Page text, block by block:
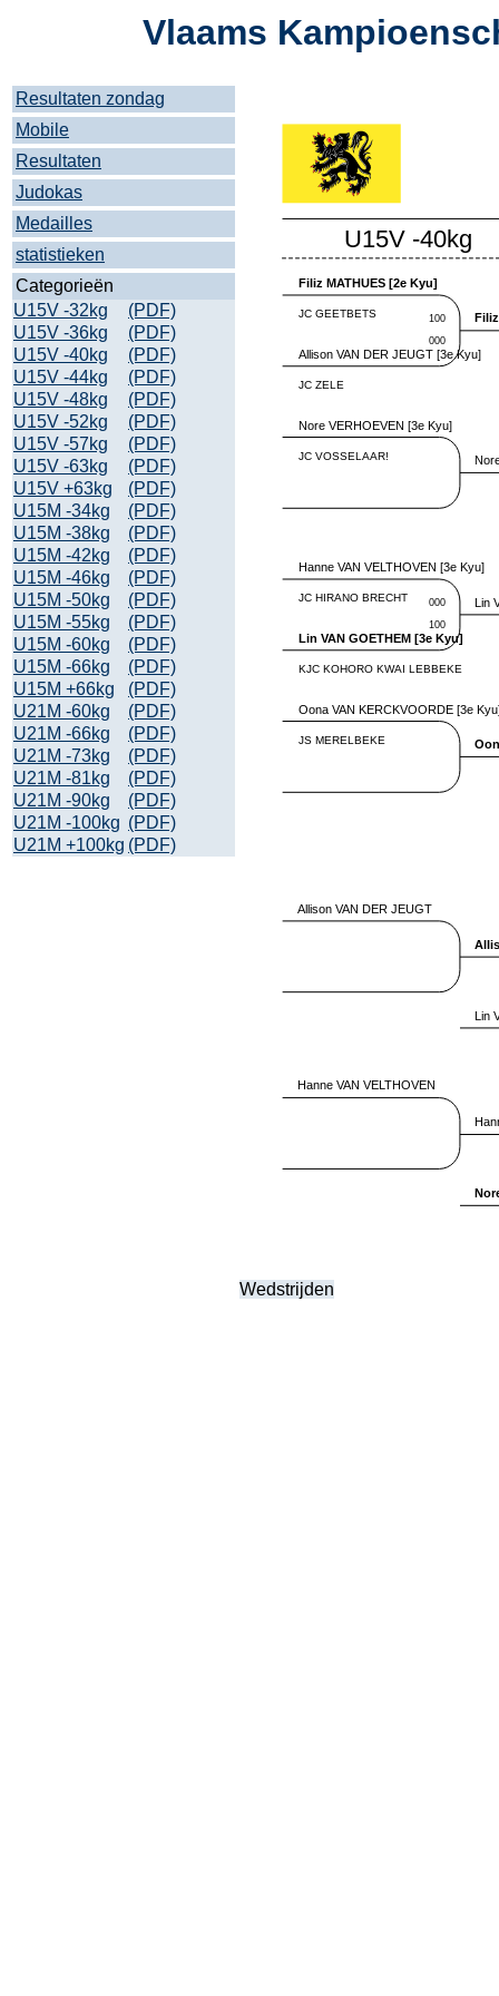
Vlaams
Resultaten zondag
Mobile
Resultaten
Judokas
Medailles
statistieken
Categorieën
U15V -32kg
(PDF)
U15V -36kg
(PDF)
U15V -40kg
(PDF)
U15V -44kg
(PDF)
U15V -48kg
(PDF)
U15V -52kg
(PDF)
U15V -57kg
(PDF)
U15V -63kg
(PDF)
U15V +63kg
(PDF)
U15M -34kg
(PDF)
U15M -38kg
(PDF)
U15M -42kg
(PDF)
U15M -46kg
(PDF)
U15M -50kg
(PDF)
U15M -55kg
(PDF)
U15M -60kg
(PDF)
U15M -66kg
(PDF)
U15M +66kg
(PDF)
U21M -60kg
(PDF)
U21M -66kg
(PDF)
U21M -73kg
(PDF)
U21M -81kg
(PDF)
U21M -90kg
(PDF)
U21M -100kg (PDF)
U21M +100kg (PDF)
Wedstrijden